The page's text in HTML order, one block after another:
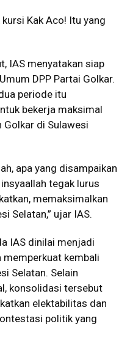
Kak Aco! Itu yang
IAS menyatakan siap
DPP Partai Golkar.
periode itu
bekerja maksimal
di Sulawesi
apa yang disampaikan
tegak lurus
memaksimalkan
Selatan,” ujar IAS.
IAS dinilai menjadi
memperkuat kembali
Selatan. Selain
konsolidasi tersebut
elektabilitas dan
politik yang